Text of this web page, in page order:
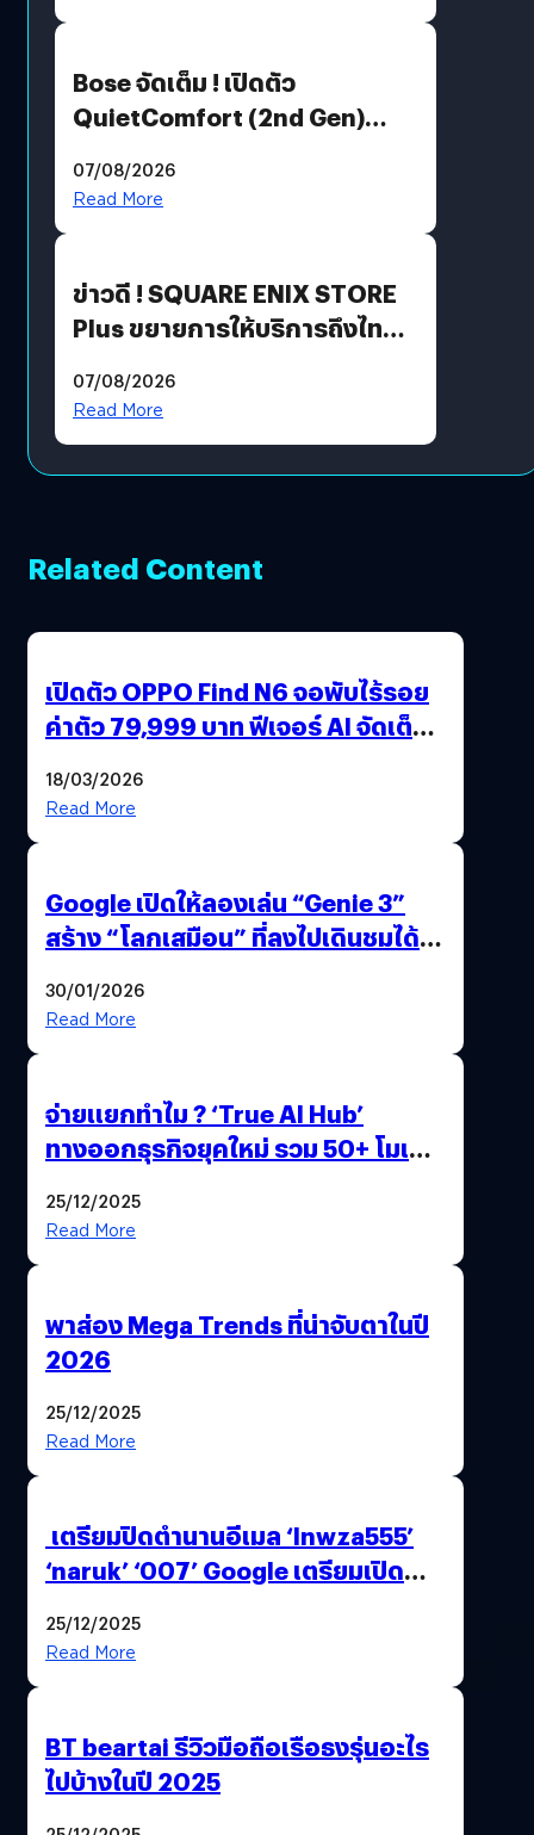
Bose จัดเต็ม ! เปิดตัว
QuietComfort (2nd Gen)
07/08/2026
Read More
ข่าวดี ! SQUARE ENIX STORE
Plus ขยายการให้บริการถึงไทย
โดยตรง
07/08/2026
Read More
Related Content
เปิดตัว OPPO Find N6 จอพับไร้รอย
ค่าตัว 79,999 บาท ฟีเจอร์ AI จัดเต็ม
18/03/2026
Read More
Google เปิดให้ลองเล่น “Genie 3”
สร้าง “โลกเสมือน” ที่ลงไปเดินชมได้
30/01/2026
Read More
จ่ายแยกทำไม ? ‘True AI Hub’
ทางออกธุรกิจยุคใหม่ รวม 50+ โมเดล
25/12/2025
Read More
พาส่อง Mega Trends ที่น่าจับตาในปี
2026
25/12/2025
Read More
เตรียมปิดตำนานอีเมล ‘lnwza555’
‘naruk’ ‘007’ Google เตรียมเปิด
25/12/2025
Read More
BT beartai รีวิวมือถือเรือธงรุ่นอะไร
ไปบ้างในปี 2025